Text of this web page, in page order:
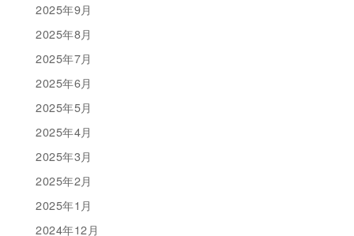
2025年9月
2025年8月
2025年7月
2025年6月
2025年5月
2025年4月
2025年3月
2025年2月
2025年1月
2024年12月